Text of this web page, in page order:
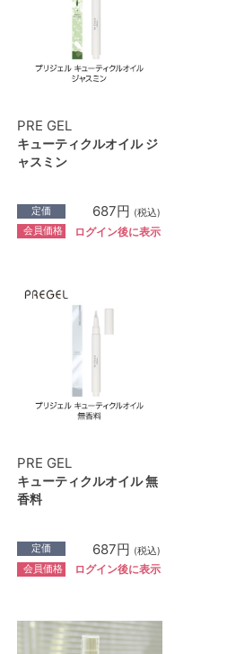
PRE GEL
キューティクルオイル ジ
ャスミン
定価 687円 (税込)
会員価格 ログイン後に表示
PRE GEL
キューティクルオイル 無
香料
定価 687円 (税込)
会員価格 ログイン後に表示